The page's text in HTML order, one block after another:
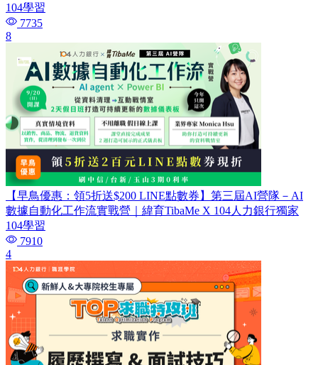
104學習
7735
8
【早鳥優惠：領5折送$200 LINE點數券】第三屆AI營隊－AI
數據自動化工作流實戰營｜緯育TibaMe X 104人力銀行獨家
104學習
7910
4